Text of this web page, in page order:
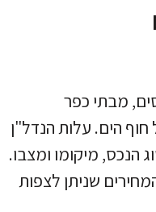
מבתי כפר
חוף הים. עלות הנדל"ן
מיקומו ומצבו.
שניתן לצפות